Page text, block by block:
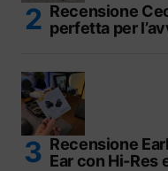
Recensione
perfetta per
Recensione
Ear con Hi-Res